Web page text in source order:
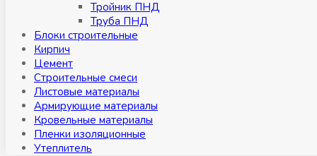
Тройник ПНД
Труба ПНД
Блоки строительные
Кирпич
Цемент
Строительные смеси
Листовые материалы
Армирующие материалы
Кровельные материалы
Пленки изоляционные
Утеплитель